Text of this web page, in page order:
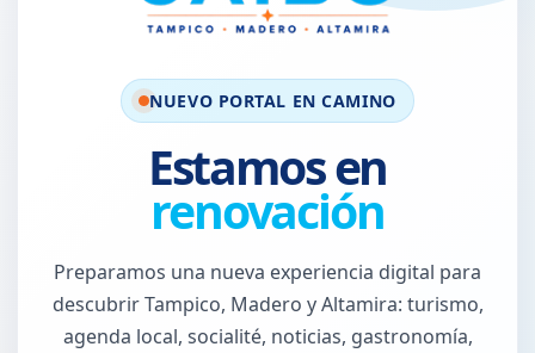
NUEVO PORTAL EN CAMINO
Estamos en
renovación
Preparamos una nueva experiencia digital para
descubrir Tampico, Madero y Altamira: turismo,
agenda local, socialité, noticias, gastronomía,